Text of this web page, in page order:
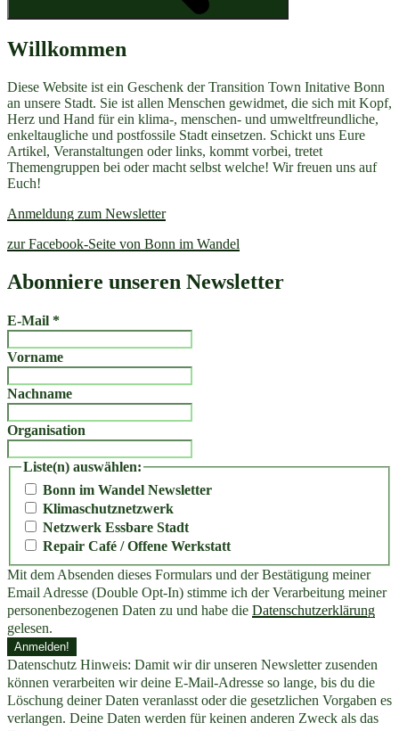
Willkommen
Diese Website ist ein Geschenk der Transition Town Initative Bonn
an unsere Stadt. Sie ist allen Menschen gewidmet, die sich mit Kopf,
Herz und Hand für ein klima-, menschen- und umweltfreundliche,
enkeltaugliche und postfossile Stadt einsetzen. Schickt uns Eure
Artikel, Veranstaltungen oder links, kommt vorbei, tretet
Themengruppen bei oder macht selbst welche! Wir freuen uns auf
Euch!
Anmeldung zum Newsletter
zur Facebook-Seite von Bonn im Wandel
Abonniere unseren Newsletter
E-Mail *
Vorname
Nachname
Organisation
Liste(n) auswählen:
Bonn im Wandel Newsletter
Klimaschutznetzwerk
Netzwerk Essbare Stadt
Repair Café / Offene Werkstatt
Mit dem Absenden dieses Formulars und der Bestätigung meiner
Email Adresse (Double Opt-In) stimme ich der Verarbeitung meiner
personenbezogenen Daten zu und habe die Datenschutzerklärung
gelesen.
Datenschutz Hinweis: Damit wir dir unseren Newsletter zusenden
können verarbeiten wir deine E-Mail-Adresse so lange, bis du die
Löschung deiner Daten veranlasst oder die gesetzlichen Vorgaben es
verlangen. Deine Daten werden für keinen anderen Zweck als das